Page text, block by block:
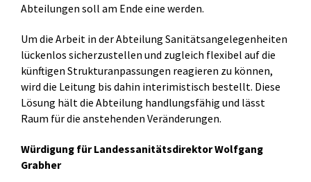
Abteilungen soll am Ende eine werden.
Um die Arbeit in der Abteilung Sanitätsangelegenheiten
lückenlos sicherzustellen und zugleich flexibel auf die
künftigen Strukturanpassungen reagieren zu können,
wird die Leitung bis dahin interimistisch bestellt. Diese
Lösung hält die Abteilung handlungsfähig und lässt
Raum für die anstehenden Veränderungen.
Würdigung für Landessanitätsdirektor Wolfgang
Grabher